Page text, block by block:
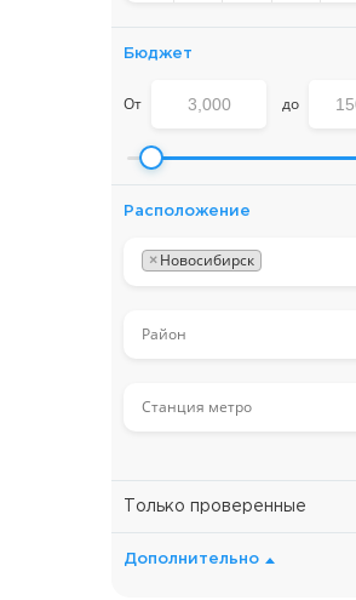
Бюджет
От до
Расположение
×Новосибирск
Только проверенные
Дополнительно